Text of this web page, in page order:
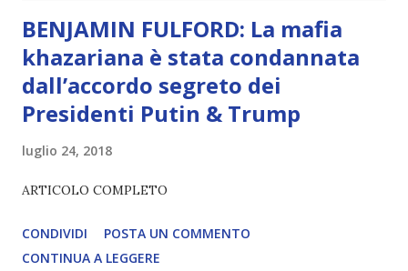
BENJAMIN FULFORD: La mafia
khazariana è stata condannata
dall’accordo segreto dei
Presidenti Putin & Trump
luglio 24, 2018
ARTICOLO COMPLETO
CONDIVIDI
POSTA UN COMMENTO
CONTINUA A LEGGERE